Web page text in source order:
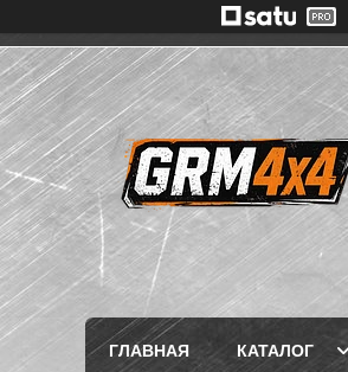
ГЛАВНАЯ КАТАЛОГ